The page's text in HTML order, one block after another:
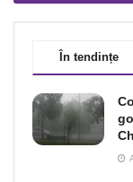
În tendințe